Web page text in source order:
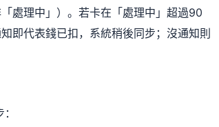
處理中」）。若卡在「處理中」超過90
代表錢已扣，系統稍後同步；沒通知則